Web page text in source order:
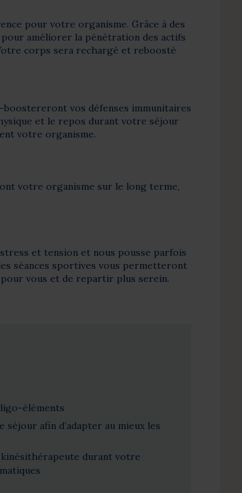
pour votre organisme. Grâce à des
améliorer la pénétration des actifs
corps sera rechargé et reboosté
boostereront vos défenses immunitaires
et le repos durant votre séjour
votre organisme.
votre organisme sur le long terme,
et tension et nous pousse parfois
séances sportives vous permetteront
vous et de repartir plus serein.
éléments
afin d’adapter au mieux les
kinésithérapeute durant votre